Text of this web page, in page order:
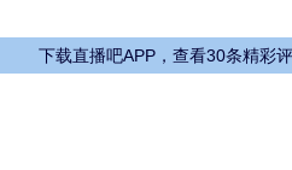
下载直播吧APP，查看30条精彩